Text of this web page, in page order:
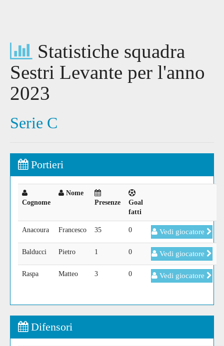
Statistiche squadra
Sestri Levante per l'anno
2023
Serie C
Portieri
Cognome
Nome
Presenze
Goal
fatti
Anacoura Francesco 35 0 Vedi giocatore
Balducci Pietro 1 0 Vedi giocatore
Raspa Matteo 3 0 Vedi giocatore
Difensori